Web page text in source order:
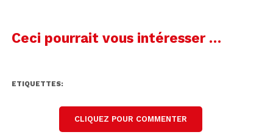
Ceci pourrait vous intéresser …
ETIQUETTES:
CLIQUEZ POUR COMMENTER